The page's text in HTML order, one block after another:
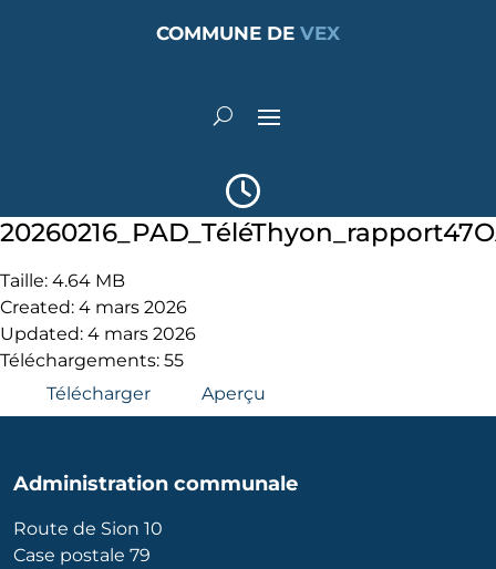
COMMUNE DE VEX
Taille: 4.64 MB
Created: 4 mars 2026
Updated: 4 mars 2026
Téléchargements: 55
Télécharger
Aperçu
Administration communale
Route de Sion 10
Case postale 79